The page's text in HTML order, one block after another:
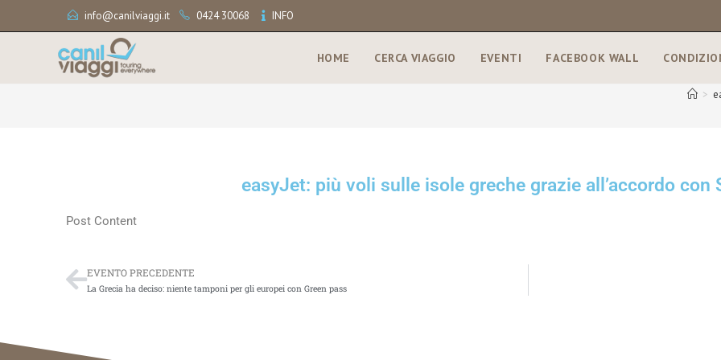
info@canilviaggi.it 0424 30068 INFO
HOME CERCA VIAGGIO EVENTI FACEBOOK WALL
>
easyJet: più voli sulle isole greche grazie all’accordo con
Post Content
EVENTO PRECEDENTE
La Grecia ha deciso: niente tamponi per gli europei con Green pass